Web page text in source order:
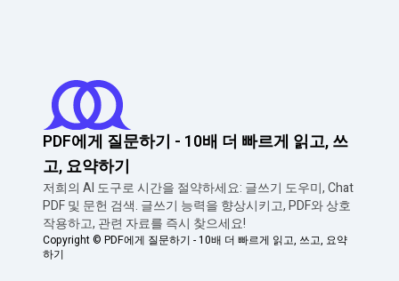
PDF에게 질문하기 - 10배 더 빠르게 읽고, 쓰
고, 요약하기
저희의 AI 도구로 시간을 절약하세요: 글쓰기 도우미, Chat
PDF 및 문헌 검색. 글쓰기 능력을 향상시키고, PDF와 상호
작용하고, 관련 자료를 즉시 찾으세요!
Copyright © PDF에게 질문하기 - 10배 더 빠르게 읽고, 쓰고, 요약
하기